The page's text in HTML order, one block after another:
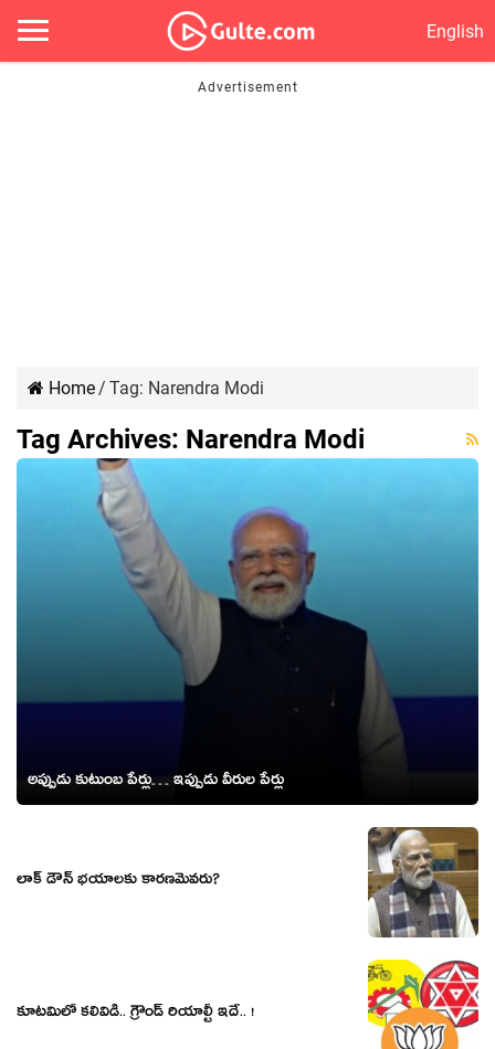
English
Home/ Tag: Narendra Modi
Tag Archives: Narendra Modi
అప్పుడు కుటుంబ పేర్లు… ఇప్పుడు వీరుల పేర్లు
లాక్ డౌన్ భయాలకు కారణమెవరు?
కూట‌మిలో క‌లివిడి.. గ్రౌండ్ రియాల్టీ ఇదే.. !